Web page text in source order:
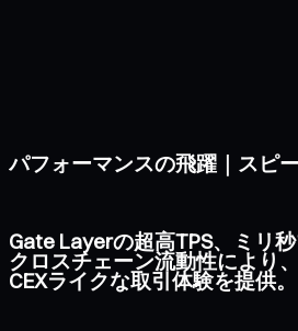
パフォーマンスの飛躍｜スピ
Gate Layerの超高TPS、ミリ秒
クロスチェーン流動性により
CEXライクな取引体験を提供。